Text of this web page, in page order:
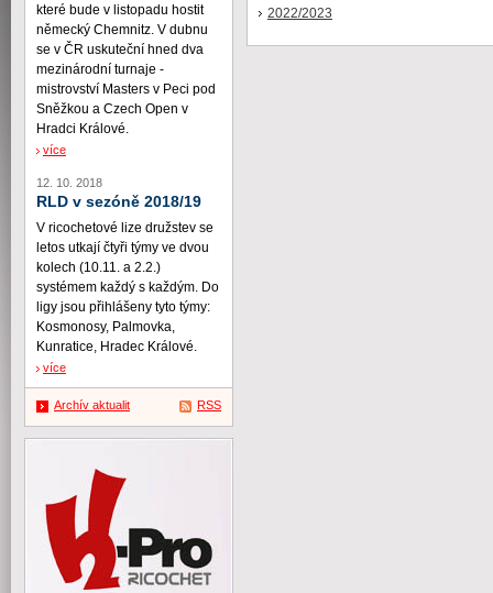
2022/2023
které bude v listopadu hostit
německý Chemnitz. V dubnu
se v ČR uskuteční hned dva
mezinárodní turnaje -
mistrovství Masters v Peci pod
Sněžkou a Czech Open v
Hradci Králové.
více
12. 10. 2018
RLD v sezóně 2018/19
V ricochetové lize družstev se
letos utkají čtyři týmy ve dvou
kolech (10.11. a 2.2.)
systémem každý s každým. Do
ligy jsou přihlášeny tyto týmy:
Kosmonosy, Palmovka,
Kunratice, Hradec Králové.
více
Archív aktualit RSS